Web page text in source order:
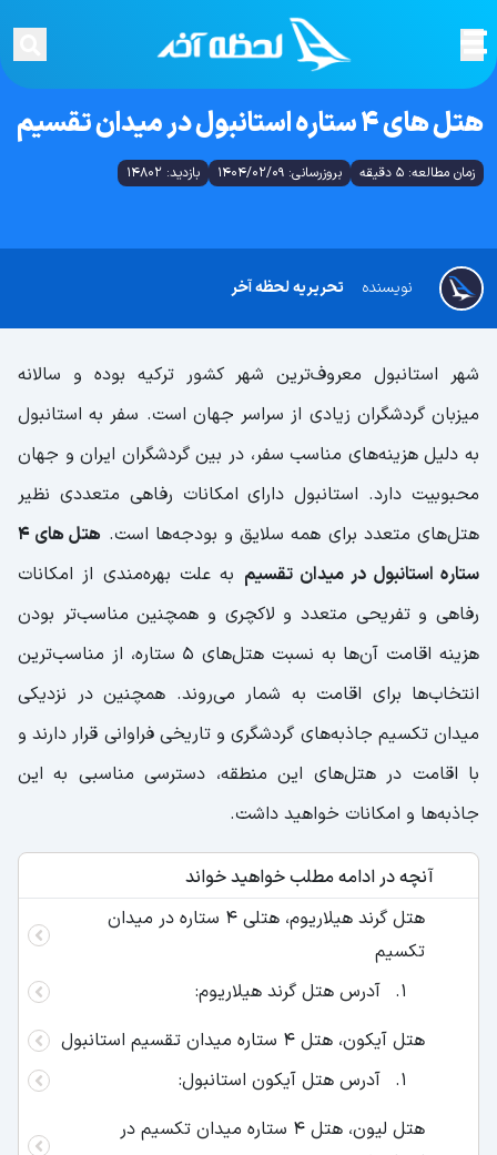
هتل های 4 ستاره استانبول در میدان تقسیم
زمان مطالعه: 5 دقیقه بروزرسانی: 1404/02/09 بازدید: 14802
تحریریه لحظه آخر نویسنده
شهر استانبول معروف‌ترین شهر کشور ترکیه بوده و سالانه
میزبان گردشگران زیادی از سراسر جهان است. سفر به استانبول
به دلیل هزینه‌های مناسب سفر، در بین گردشگران ایران و جهان
محبوبیت دارد. استانبول دارای امکانات رفاهی متعددی نظیر
هتل‌های متعدد برای همه سلایق و بودجه‌ها است.
هتل های 4
ستاره استانبول در میدان تقسیم به علت بهره‌مندی از امکانات
رفاهی و تفریحی متعدد و لاکچری و همچنین مناسب‌تر بودن
هزینه اقامت آن‌ها به نسبت هتل‌های 5 ستاره، از مناسب‌ترین
انتخاب‌ها برای اقامت به شمار می‌روند. همچنین در نزدیکی
میدان تکسیم جاذبه‌های گردشگری و تاریخی فراوانی قرار دارند و
با اقامت در هتل‌های این منطقه، دسترسی مناسبی به این
جاذبه‌ها و امکانات خواهید داشت.
آنچه در ادامه مطلب خواهید خواند
هتل گرند هیلاریوم، هتلی 4 ستاره در میدان
تکسیم
آدرس هتل گرند هیلاریوم:
هتل آیکون، هتل 4 ستاره میدان تقسیم استانبول
آدرس هتل آیکون استانبول:
هتل لیون، هتل 4 ستاره میدان تکسیم در